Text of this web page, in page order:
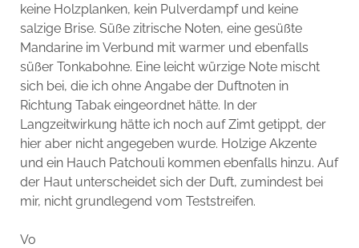
keine Holzplanken, kein Pulverdampf und keine
salzige Brise. Süße zitrische Noten, eine gesüßte
Mandarine im Verbund mit warmer und ebenfalls
süßer Tonkabohne. Eine leicht würzige Note mischt
sich bei, die ich ohne Angabe der Duftnoten in
Richtung Tabak eingeordnet hätte. In der
Langzeitwirkung hätte ich noch auf Zimt getippt, der
hier aber nicht angegeben wurde. Holzige Akzente
und ein Hauch Patchouli kommen ebenfalls hinzu. Auf
der Haut unterscheidet sich der Duft, zumindest bei
mir, nicht grundlegend vom Teststreifen.
Vo